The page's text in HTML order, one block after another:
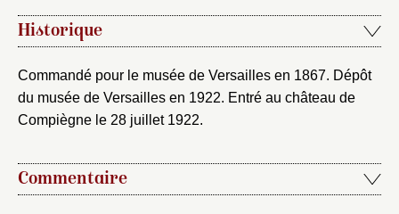
Historique
Commandé pour le musée de Versailles en 1867. Dépôt
du musée de Versailles en 1922. Entré au château de
Compiègne le 28 juillet 1922.
Commentaire
Choix du dossier où ajouter la
notice
Nom du dossier
Connexion
Courriel
Mot de passe